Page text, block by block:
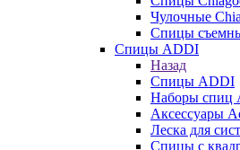
Чулочные
Спицы
Спицы ADDI
Назад
Спицы ADDI
Наборы спиц
Аксессуары
Леска для
Спицы с